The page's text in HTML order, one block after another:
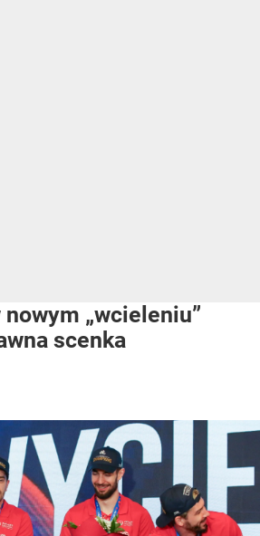
„wcieleniu”
scenka